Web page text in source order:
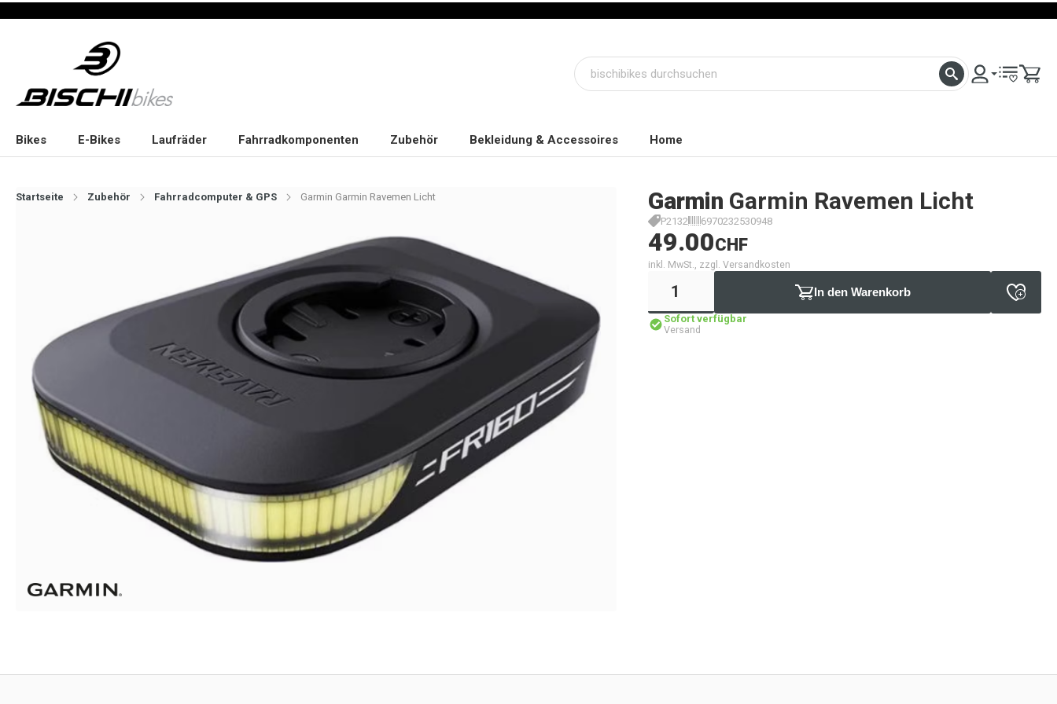
Bikes E-Bikes Laufräder Fahrradkomponenten Zubehör Bekleidung & Accessoires Home
Startseite Zubehör Fahrradcomputer & GPS Garmin Garmin Ravemen Licht Garmin Garmin Ravemen Licht
P2132 6970232530948
49.00CHF
inkl. MwSt., zzgl. Versandkosten
In den Warenkorb
Sofort verfügbar
Versand